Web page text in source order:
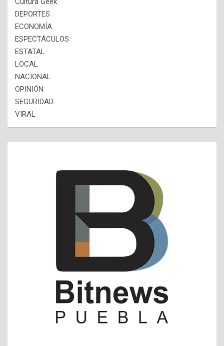
DEPORTES
ECONOMÍA
ESPECTÁCULOS
ESTATAL
LOCAL
NACIONAL
OPINIÓN
SEGURIDAD
VIRAL